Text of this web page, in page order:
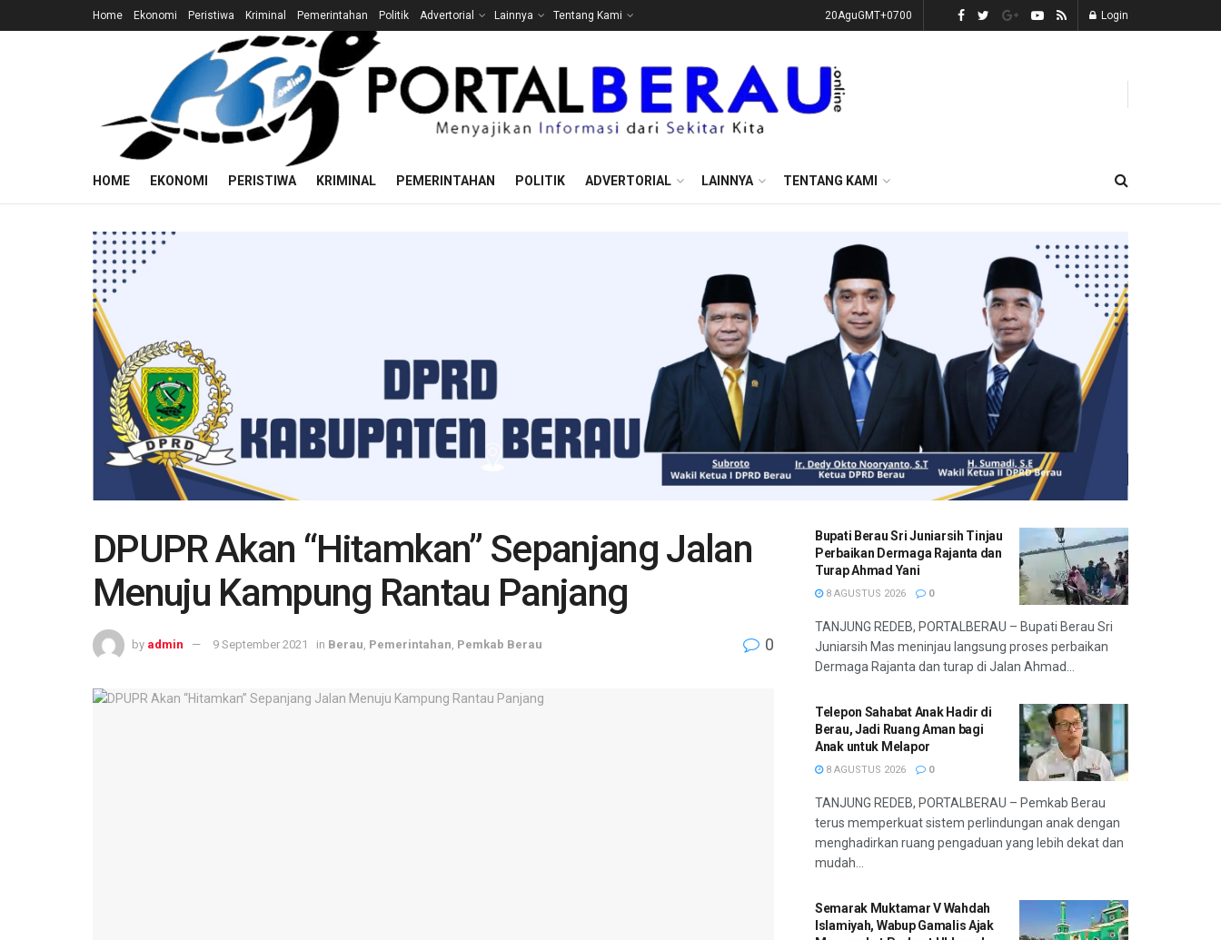
Home Ekonomi Peristiwa Kriminal Pemerintahan Politik Advertorial Lainnya Tentang Kami 20AguGMT+0700 Login
HOME EKONOMI PERISTIWA KRIMINAL PEMERINTAHAN POLITIK ADVERTORIAL LAINNYA TENTANG KAMI
DPUPR Akan “Hitamkan” Sepanjang Jalan
Menuju Kampung Rantau Panjang
by admin 9 September 2021 in Berau, Pemerintahan, Pemkab Berau 0
Bupati Berau Sri Juniarsih Tinjau
Perbaikan Dermaga Rajanta dan
Turap Ahmad Yani
8 AGUSTUS 2026 0
TANJUNG REDEB, PORTALBERAU – Bupati Berau Sri
Juniarsih Mas meninjau langsung proses perbaikan
Dermaga Rajanta dan turap di Jalan Ahmad...
Telepon Sahabat Anak Hadir di
Berau, Jadi Ruang Aman bagi
Anak untuk Melapor
8 AGUSTUS 2026 0
TANJUNG REDEB, PORTALBERAU – Pemkab Berau
terus memperkuat sistem perlindungan anak dengan
menghadirkan ruang pengaduan yang lebih dekat dan
mudah...
Semarak Muktamar V Wahdah
Islamiyah, Wabup Gamalis Ajak